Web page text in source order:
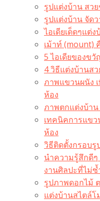
รูปแต่งบ้าน สวย
รูปแต่งบ้าน จัด
ไอเดียเด็ดๆแต่
เม้าท์ (mount)
5 ไอเดียของข
4 วิธีแต่งบ้านส
ภาพแขวนผนัง
ห้อง
ภาพตกแต่งบ้า
เทคนิคการแข
ห้อง
วิธีติดตั้งกรอบ
นำความรู้สึกดี
งานศิลปะที่ไม่ซ้
รูปภาพดอกไม้
แต่งบ้านสไตล์โ